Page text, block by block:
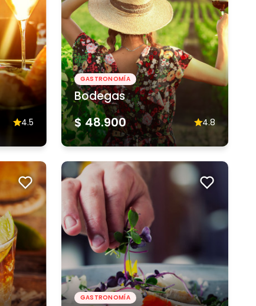
4.5
GASTRONOMÍA
Bodegas
$ 48.900 4.8
GASTRONOMÍA